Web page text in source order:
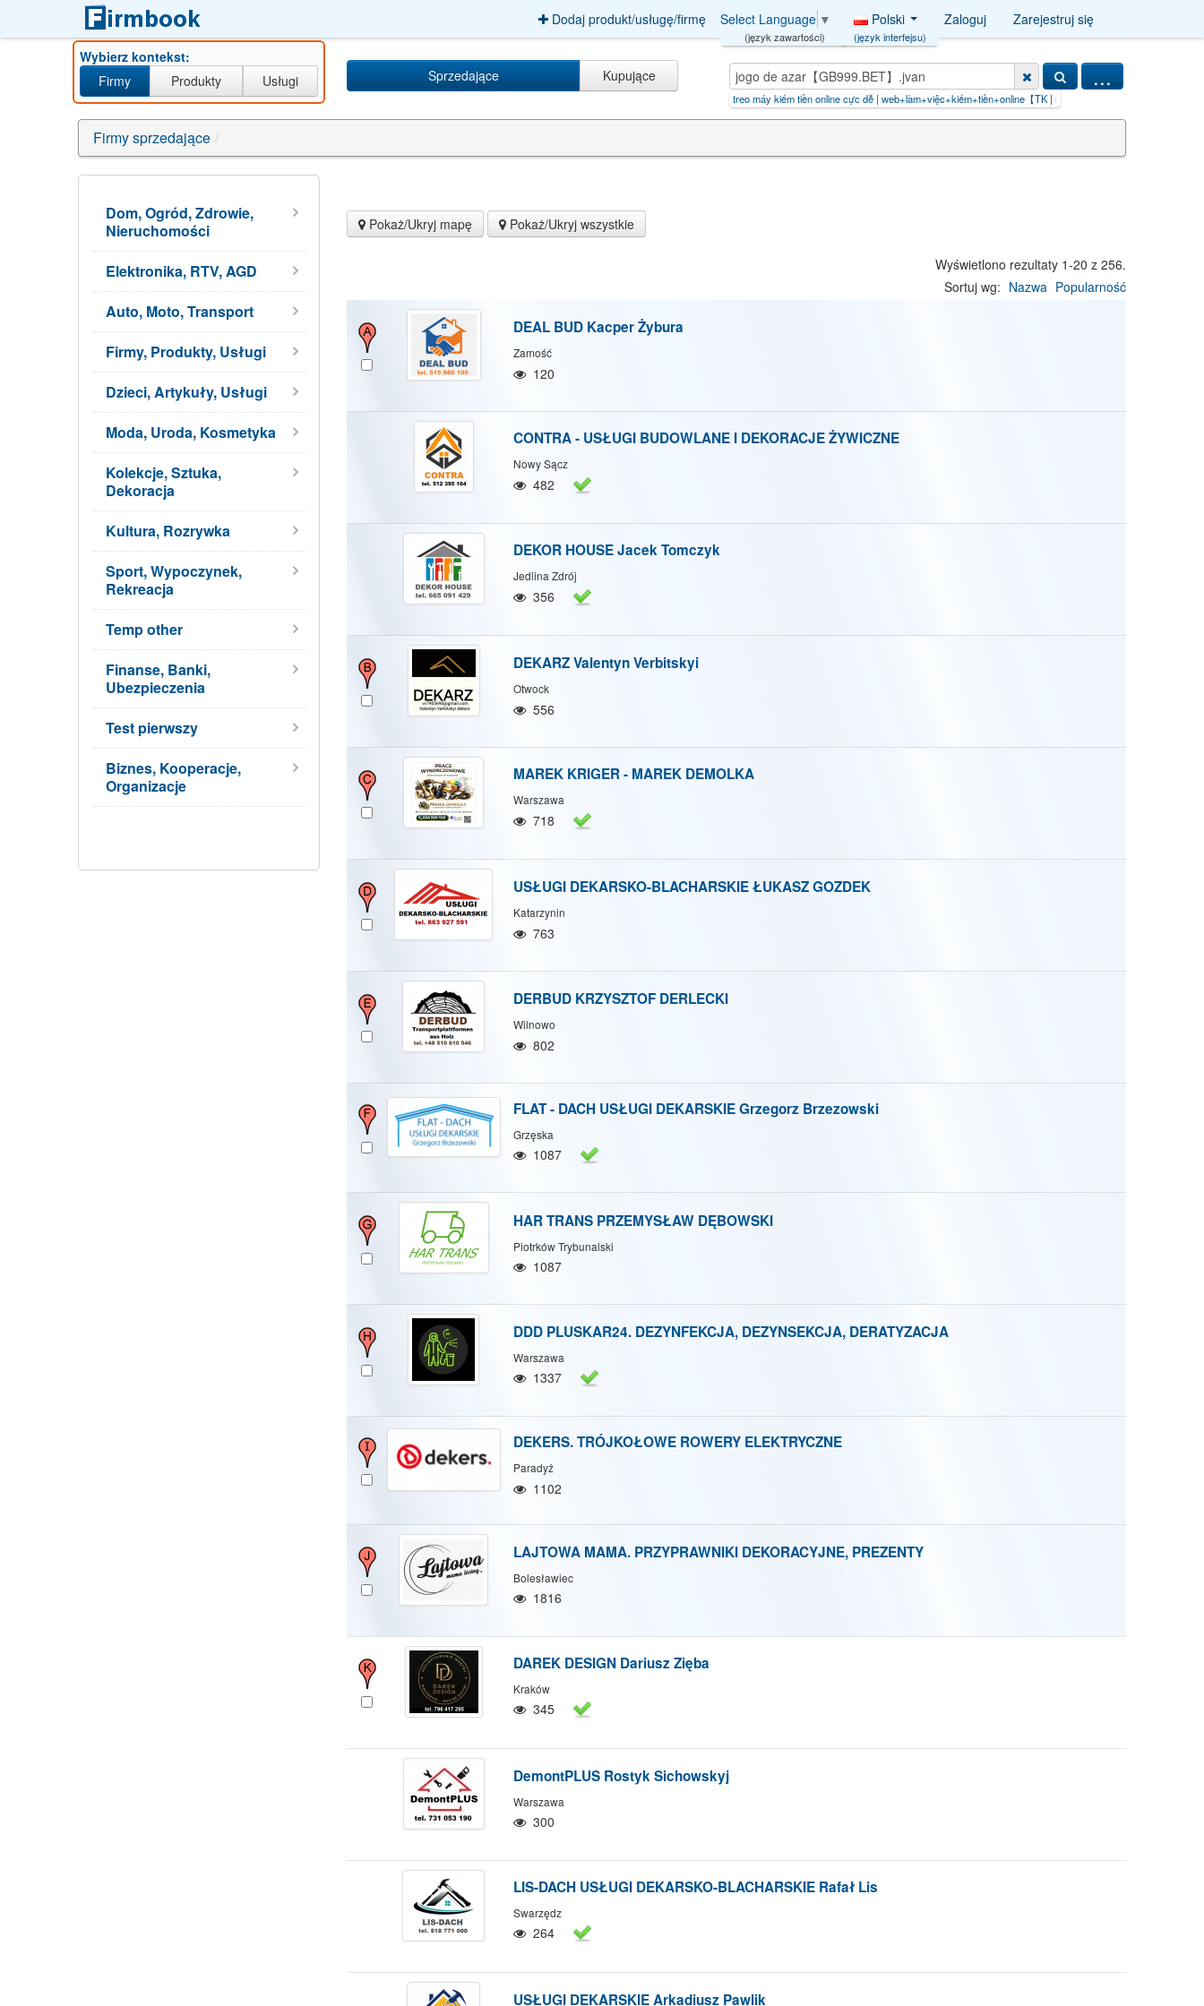
Dodaj produkt/usługę/firmę Select Language ▼
(język zawartości)
Polski
(język interfejsu)
Zaloguj Zarejestruj się
Wybierz kontekst:
Firmy
Produkty Usługi Sprzedające Kupujące ...
treo máy kiếm tiền online cực dễ|web+làm+việc+kiếm+tiền+online【TK|nauka jazdy' AND AnD/**/2050
Firmy sprzedające /
Dom, Ogród, Zdrowie,
Nieruchomości
Elektronika, RTV, AGD
Auto, Moto, Transport
Firmy, Produkty, Usługi
Dzieci, Artykuły, Usługi
Moda, Uroda, Kosmetyka
Kolekcje, Sztuka,
Dekoracja
Kultura, Rozrywka
Sport, Wypoczynek,
Rekreacja
Temp other
Finanse, Banki,
Ubezpieczenia
Test pierwszy
Biznes, Kooperacje,
Organizacje
Pokaż/Ukryj mapę Pokaż/Ukryj wszystkie
Pokaż/Ukryj mapę Pokaż/Ukryj wszystkie
Wyświetlono rezultaty 1-20 z 256.
Sortuj wg: Nazwa Popularność
DEAL BUD Kacper Żybura
Zamość
120
CONTRA - USŁUGI BUDOWLANE I DEKORACJE ŻYWICZNE
Nowy Sącz
482
DEKOR HOUSE Jacek Tomczyk
Jedlina Zdrój
356
DEKARZ Valentyn Verbitskyi
Otwock
556
MAREK KRIGER - MAREK DEMOLKA
Warszawa
718
USŁUGI DEKARSKO-BLACHARSKIE ŁUKASZ GOZDEK
Katarzynin
763
DERBUD KRZYSZTOF DERLECKI
Wilnowo
802
FLAT - DACH USŁUGI DEKARSKIE Grzegorz Brzezowski
Grzęska
1087
HAR TRANS PRZEMYSŁAW DĘBOWSKI
Piotrków Trybunalski
1087
DDD PLUSKAR24. DEZYNFEKCJA, DEZYNSEKCJA, DERATYZACJA
Warszawa
1337
DEKERS. TRÓJKOŁOWE ROWERY ELEKTRYCZNE
Paradyż
1102
LAJTOWA MAMA. PRZYPRAWNIKI DEKORACYJNE, PREZENTY
Bolesławiec
1816
DAREK DESIGN Dariusz Zięba
Kraków
345
DemontPLUS Rostyk Sichowskyj
Warszawa
300
LIS-DACH USŁUGI DEKARSKO-BLACHARSKIE Rafał Lis
Swarzędz
264
USŁUGI DEKARSKIE Arkadiusz Pawlik